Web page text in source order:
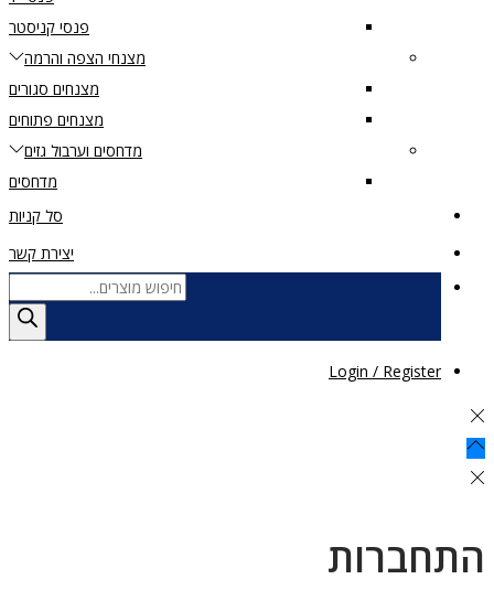
פנסי קניסטר
מצנחי הצפה והרמה
מצנחים סגורים
מצנחים פתוחים
מדחסים וערבול גזים
Login /